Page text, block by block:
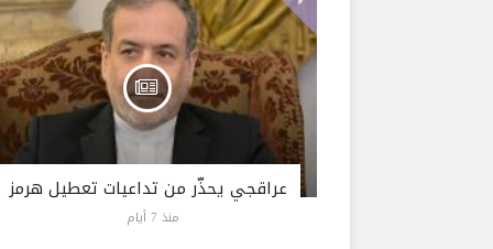
عراقجي يحذّر من تداعيات تعطيل هرمز
منذ 7 أيام